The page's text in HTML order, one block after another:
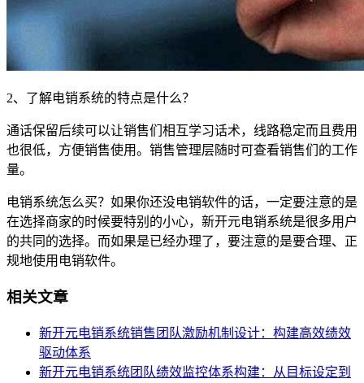
2、了解电销系统的特点是什么？
通话保留后续可以让销售们相互学习话术，线路稳定而且费用
也很低，方便销售使用。销售管理层随时可查看销售们的工作
量。
电销系统怎么买？如果你还没电销软件的话，一定要注意的是
在选择商家的时候要特别的小心，新开元电销系统是很多用户
的共同的选择。而如果是已经办理了，要注意的是要合理、正
规地使用电销软件。
相关文章
新开元电销系统销售团队激励机制设计：构建高效绩效
驱动体系
新开元电销系统团队绩效监控体系构建：从目标设定到